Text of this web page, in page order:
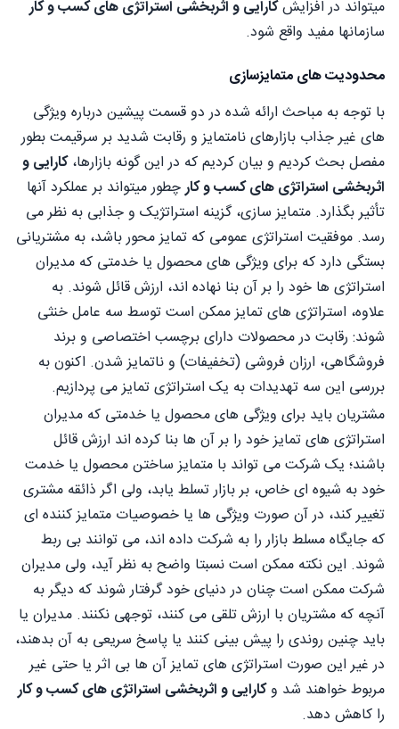
میتواند در افزایشکارایی و اثربخشی استراتژی های کسب و کار
سازمانها مفید واقع شود.
محدودیت های متمایزسازی
با توجه به مباحث ارائه شده در دو قسمت پیشین درباره ویژگی
های غیر جذاب بازارهای نامتمایز و رقابت شدید بر سرقیمت بطور
مفصل بحث کردیم و بیان کردیم که در این گونه بازارها،کارایی و
اثربخشی استراتژی های کسب و کارچطور میتواند بر عملکرد آنها
تأثیر بگذارد. متمایز سازی، گزینه استراتژیک و جذابی به نظر می
رسد. موفقیت استراتژی عمومی که تمایز محور باشد، به مشتریانی
بستگی دارد که برای ویژگی های محصول یا خدمتی که مدیران
استراتژی ها خود را بر آن بنا نهاده اند، ارزش قائل شوند. به
علاوه، استراتژی های تمایز ممکن است توسط سه عامل خنثی
شوند: رقابت در محصولات دارای برچسب اختصاصی و برند
فروشگاهی، ارزان فروشی (تخفیفات) و ناتمایز شدن. اکنون به
بررسی این سه تهدیدات به یک استراتژی تمایز می پردازیم.
مشتریان باید برای ویژگی های محصول یا خدمتی که مدیران
استراتژی های تمایز خود را بر آن ها بنا کرده اند ارزش قائل
باشند؛ یک شرکت می تواند با متمایز ساختن محصول یا خدمت
خود به شیوه ای خاص، بر بازار تسلط یابد، ولی اگر ذائقه مشتری
تغییر کند، در آن صورت ویژگی ها یا خصوصیات متمایز کننده ای
که جایگاه مسلط بازار را به شرکت داده اند، می توانند بی ربط
شوند. این نکته ممکن است نسبتا واضح به نظر آید، ولی مدیران
شرکت ممکن است چنان در دنیای خود گرفتار شوند که دیگر به
آنچه که مشتریان با ارزش تلقی می کنند، توجهی نکنند. مدیران یا
باید چنین روندی را پیش بینی کنند یا پاسخ سریعی به آن بدهند،
در غیر این صورت استراتژی های تمایز آن ها بی اثر یا حتی غیر
مربوط خواهند شد وکارایی و اثربخشی استراتژی های کسب و کار
را کاهش دهد.